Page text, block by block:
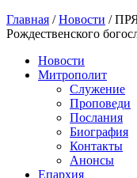
Главная /Новости /
Рождественского
Новости
Митрополит
Служение
Проповеди
Послания
Биография
Контакты
Анонсы
Епархия